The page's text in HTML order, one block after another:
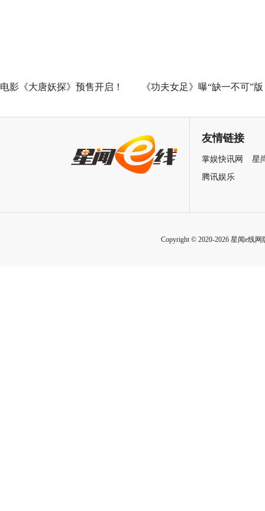
电影《大唐妖探》预售开启！ 《功夫女足》曝“缺一不可”版
力量 友情链接
掌娱快讯网
星
腾讯娱乐
Copyright © 2020-2026 星闻e线